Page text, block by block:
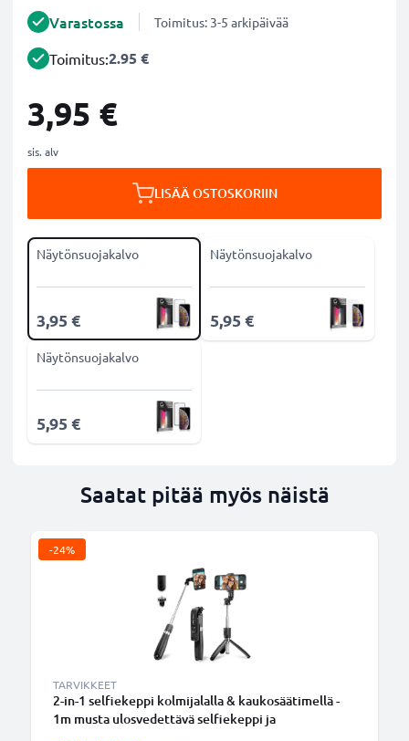
Varastossa Toimitus: 3-5 arkipäivää
Toimitus:2.95 €
3,95 €
sis. alv
LISÄÄ OSTOSKORIIN
Näytönsuojakalvo
3,95 €
Näytönsuojakalvo
5,95 €
Näytönsuojakalvo
5,95 €
Saatat pitää myös näistä
-24%
TARVIKKEET
2-in-1 selfiekeppi kolmijalalla & kaukosäätimellä -
1m musta ulosvedettävä selfiekeppi ja